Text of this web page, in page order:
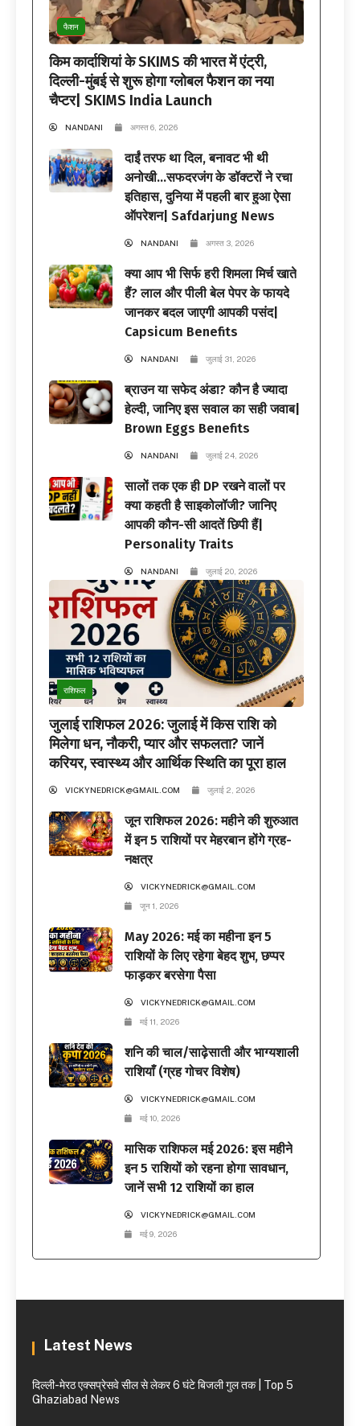
फैशन
किम कार्दाशियां के SKIMS की भारत में एंट्री,
दिल्ली-मुंबई से शुरू होगा ग्लोबल फैशन का नया
चैप्टर| SKIMS India Launch
NANDANI अगस्त 6, 2026
दाईं तरफ था दिल, बनावट भी थी
अनोखी…सफदरजंग के डॉक्टरों ने रचा
इतिहास, दुनिया में पहली बार हुआ ऐसा
ऑपरेशन| Safdarjung News
NANDANI अगस्त 3, 2026
क्या आप भी सिर्फ हरी शिमला मिर्च खाते
हैं? लाल और पीली बेल पेपर के फायदे
जानकर बदल जाएगी आपकी पसंद|
Capsicum Benefits
NANDANI जुलाई 31, 2026
ब्राउन या सफेद अंडा? कौन है ज्यादा
हेल्दी, जानिए इस सवाल का सही जवाब|
Brown Eggs Benefits
NANDANI जुलाई 24, 2026
सालों तक एक ही DP रखने वालों पर
क्या कहती है साइकोलॉजी? जानिए
आपकी कौन-सी आदतें छिपी हैं|
Personality Traits
NANDANI जुलाई 20, 2026
राशिफल
जुलाई राशिफल 2026: जुलाई में किस राशि को
मिलेगा धन, नौकरी, प्यार और सफलता? जानें
करियर, स्वास्थ्य और आर्थिक स्थिति का पूरा हाल
VICKYNEDRICK@GMAIL.COM जुलाई 2, 2026
जून राशिफल 2026: महीने की शुरुआत
में इन 5 राशियों पर मेहरबान होंगे ग्रह-
नक्षत्र
VICKYNEDRICK@GMAIL.COM
जून 1, 2026
May 2026: मई का महीना इन 5
राशियों के लिए रहेगा बेहद शुभ, छप्पर
फाड़कर बरसेगा पैसा
VICKYNEDRICK@GMAIL.COM
मई 11, 2026
शनि की चाल/साढ़ेसाती और भाग्यशाली
राशियाँ (ग्रह गोचर विशेष)
VICKYNEDRICK@GMAIL.COM
मई 10, 2026
मासिक राशिफल मई 2026: इस महीने
इन 5 राशियों को रहना होगा सावधान,
जानें सभी 12 राशियों का हाल
VICKYNEDRICK@GMAIL.COM
मई 9, 2026
Latest News
दिल्ली-मेरठ एक्सप्रेसवे सील से लेकर 6 घंटे बिजली गुल तक | Top 5
Ghaziabad News